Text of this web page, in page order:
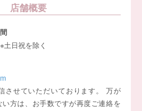
店舗概要
日祝を除く
させていただいております。 万が
方は、お手数ですが再度ご連絡を